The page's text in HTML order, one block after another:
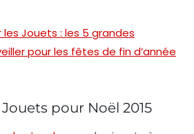
Jouets : les 5 grandes
pour les fêtes de fin d’année
pour Noël 2015